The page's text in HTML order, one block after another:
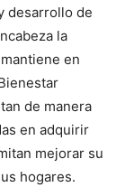
desarrollo de
la
en
de manera
en adquirir
mejorar su
hogares.